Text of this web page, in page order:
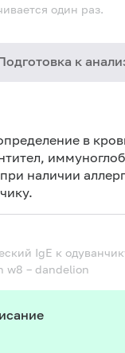
один раз.
к
в
наличии
IgE к
w8 – dandelion